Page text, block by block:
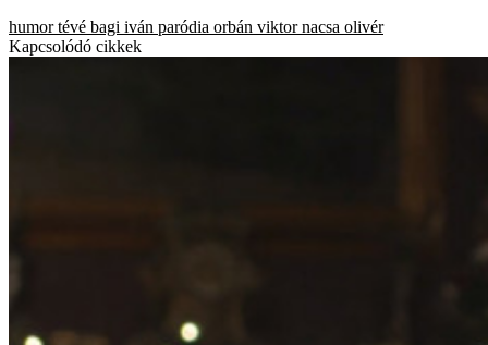
humor tévé bagi iván paródia orbán viktor nacsa olivér
Kapcsolódó cikkek